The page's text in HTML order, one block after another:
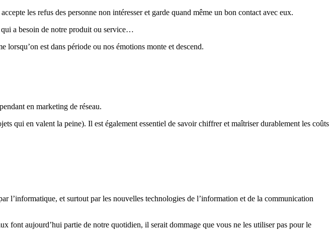
les refus des personne non intéresser et garde quand même un bon contact avec eux.
qui a besoin de notre produit ou service…
lorsqu’on est dans période ou nos émotions monte et descend.
en marketing de réseau.
qui en valent la peine). Il est également essentiel de savoir chiffrer et maîtriser durablement les coûts
l’informatique, et surtout par les nouvelles technologies de l’information et de la communication
font aujourd’hui partie de notre quotidien, il serait dommage que vous ne les utiliser pas pour le